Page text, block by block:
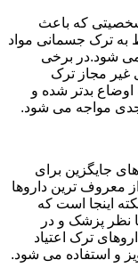
که باعث
به ترک جسمانی مواد
شود.در برخی
غیر مجاز ترک
اوضاع بدتر شده و
مواجه می شود.
جایگزین برای
معروف ترین داروها
اینجا است که
نظر پزشک و در
ترک اعتیاد
و استفاده می شود.